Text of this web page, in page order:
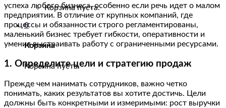
Корзина пуста.
0
Корзина
Корзина пуста.
успеха любого бизнеса, особенно если речь идет о малом
предприятии. В отличие от крупных компаний, где
процессы и обязанности строго регламентированы,
маленький бизнес требует гибкости, оперативности и
умения выстраивать работу с ограниченными ресурсами.
1. Определите цели и стратегию продаж
Прежде чем нанимать сотрудников, важно четко
понимать, каких результатов вы хотите достичь. Цели
должны быть конкретными и измеримыми: рост выручки